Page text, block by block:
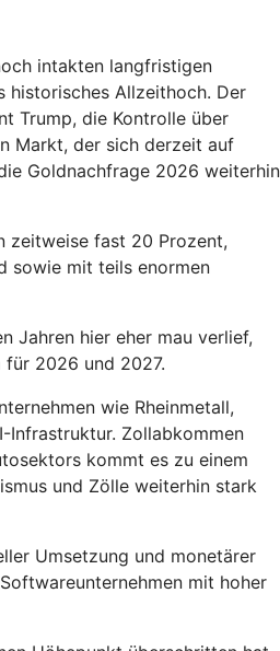
intakten langfristigen
historisches Allzeithoch. Der
Trump, die Kontrolle über
Markt, der sich derzeit auf
Goldnachfrage 2026 weiterhin
zeitweise fast 20 Prozent,
sowie mit teils enormen
Jahren hier eher mau verlief,
für 2026 und 2027.
wie Rheinmetall,
Infrastruktur. Zollabkommen
kommt es zu einem
und Zölle weiterhin stark
Umsetzung und monetärer
mit hoher